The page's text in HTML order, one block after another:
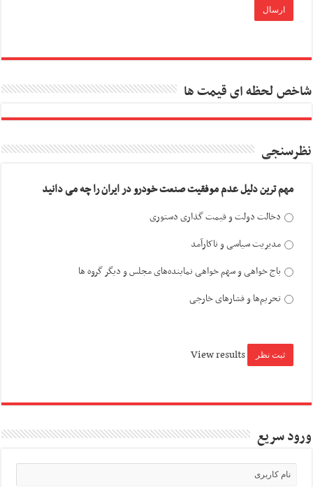
شاخص لحظه ای قیمت ها
نظرسنجی
مهم ترین دلیل عدم موفقیت صنعت خودرو در ایران را چه می دانید
دخالت دولت و قیمت گذاری دستوری
مدیریت سیاسی و ناکارآمد
باج خواهی و سهم خواهی نماینده‌های مجلس و دیگر گروه ها
تحریم‌ها و فشارهای خارجی
View results
ورود سریع